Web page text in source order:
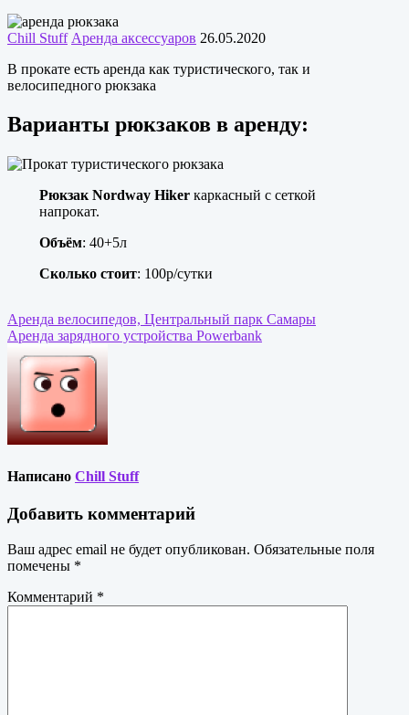
Chill Stuff Аренда аксессуаров 26.05.2020
В прокате есть аренда как туристического, так и
велосипедного рюкзака
Варианты рюкзаков в аренду:
Рюкзак Nordway Hiker каркасный с сеткой
напрокат.
Объём: 40+5л
Сколько стоит: 100р/сутки
Навигация
по
записям
Аренда велосипедов, Центральный парк Самары
Аренда зарядного устройства Powerbank
Написано Chill Stuff
Добавить комментарий
Ваш адрес email не будет опубликован. Обязательные поля
помечены *
Комментарий *